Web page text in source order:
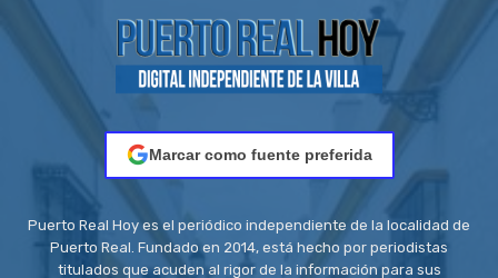
Marcar como fuente preferida
Puerto Real Hoy es el periódico independiente de la localidad de
Puerto Real. Fundado en 2014, está hecho por periodistas
titulados que acuden al rigor de la información para sus